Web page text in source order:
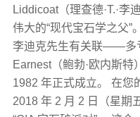
Liddicoat（理查德·T.·李
伟大的“现代宝石学之父”
李迪克先生有关联——多
Earnest（鲍勃·欧内斯特
1982 年正式成立。 在您
2018 年 2 月 2 日（星期